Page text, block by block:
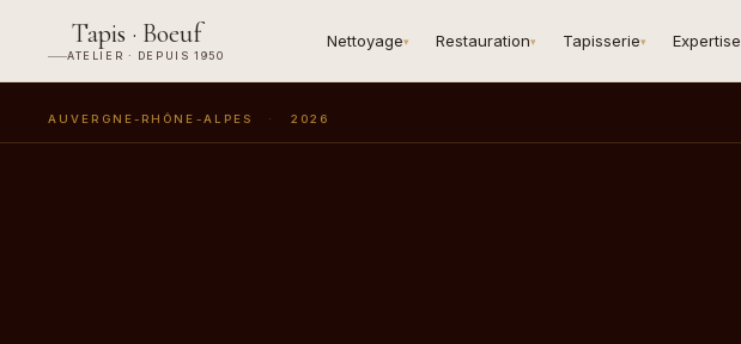
Tapis · Boeuf
ATELIER · DEPUIS 1950
Nettoyage▾ Restauration▾ Tapisserie▾ Expertise
AUVERGNE-RHÔNE-ALPES · 2026